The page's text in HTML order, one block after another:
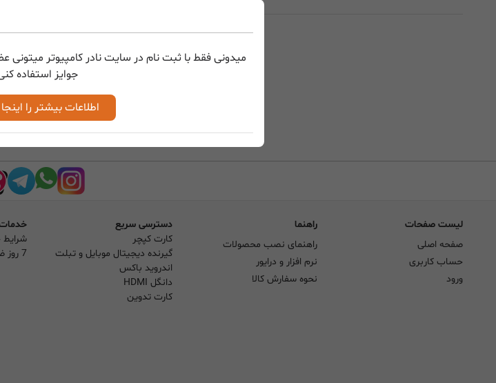
میدونی فقط با ثبت نام در سایت نادر کامپیوتر میتونی
جوایز استفاده
اطلاعات بیشتر را
لیست صفحات
صفحه اصلی
حساب کاربری
ورود
راهنما
راهنمای نصب محصولات
نرم افزار و درایور
نحوه سفارش کالا
دسترسی سریع
کارت کپچر
گیرنده دیجیتال موبایل و تبلت
اندروید باکس
دانگل HDMI
کارت تدوین
شرایط
7 روز ضمانت بازگشت کالا